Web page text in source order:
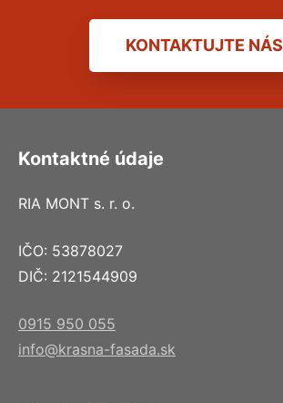
KONTAKTUJTE NÁS
Kontaktné údaje
RIA MONT s. r. o.
IČO: 53878027
DIČ: 2121544909
0915 950 055
info@krasna-fasada.sk